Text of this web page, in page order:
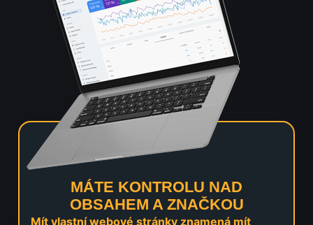
MÁTE KONTROLU NAD
OBSAHEM A ZNAČKOU
Mít vlastní webové stránky znamená mít